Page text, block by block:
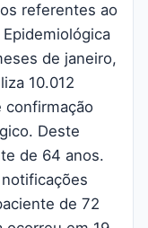
referentes ao
Epidemiológica
de janeiro,
10.012
confirmação
Deste
de 64 anos.
de 72